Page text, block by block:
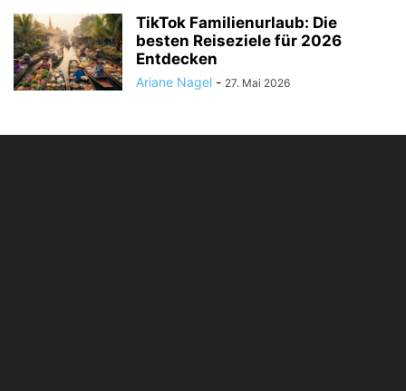
TikTok Familienurlaub: Die
besten Reiseziele für 2026
Entdecken
Ariane Nagel - 27. Mai 2026